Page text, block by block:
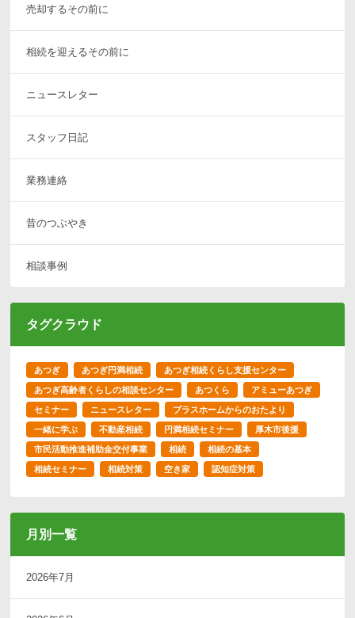
売却するその前に
相続を迎えるその前に
ニュースレター
スタッフ日記
業務連絡
昔のつぶやき
相談事例
タグクラウド
あつぎ あつぎ円満相続 あつぎ相続くらし支援センター
あつぎ高齢者くらしの相談センター あつくら アミューあつぎ
セミナー ニュースレター プラスホームからのおたより
一緒に学ぶ 不動産相続 円満相続セミナー 厚木市後援
市民活動推進補助金交付事業 相続 相続の基本
相続セミナー 相続対策 空き家 認知症対策
月別一覧
2026年7月